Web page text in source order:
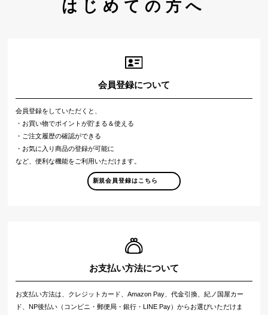
はじめての方へ
会員登録について
会員登録をしていただくと、
・お買い物でポイントが貯まる＆使える
・ご注文履歴の確認ができる
・お気に入り商品の登録が可能に
など、便利な機能をご利用いただけます。
新規会員登録はこちら
お支払い方法について
お支払い方法は、クレジットカード、Amazon Pay、代金引換、紀ノ国屋カー
ド、NP後払い（コンビニ・郵便局・銀行・LINE Pay）からお選びいただけま